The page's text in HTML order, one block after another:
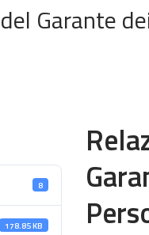
Garante
8
178.85 KB